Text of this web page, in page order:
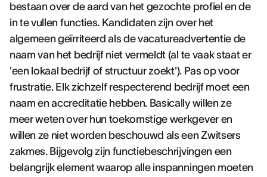
bestaan over de aard van het gezochte profiel en de
in te vullen functies. Kandidaten zijn over het
algemeen geïrriteerd als de vacatureadvertentie de
naam van het bedrijf niet vermeldt (al te vaak staat er
'een lokaal bedrijf of structuur zoekt'). Pas op voor
frustratie. Elk zichzelf respecterend bedrijf moet een
naam en accreditatie hebben. Basically willen ze
meer weten over hun toekomstige werkgever en
willen ze niet worden beschouwd als een Zwitsers
zakmes. Bijgevolg zijn functiebeschrijvingen een
belangrijk element waarop alle inspanningen moeten